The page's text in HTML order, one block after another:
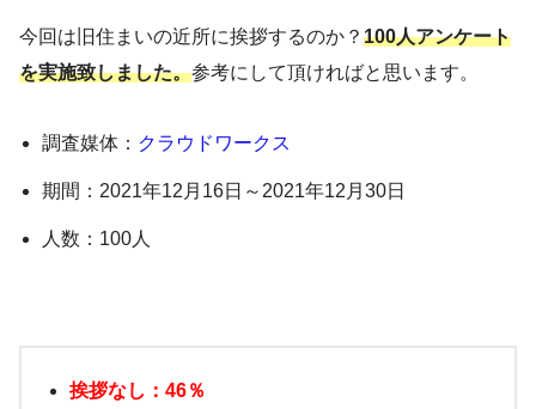
今回は旧住まいの近所に挨拶するのか？ 100人アンケート
を実施致しました。参考にして頂ければと思います。
調査媒体： クラウドワークス
期間：2021年12月16日～2021年12月30日
人数：100人
挨拶なし：46％